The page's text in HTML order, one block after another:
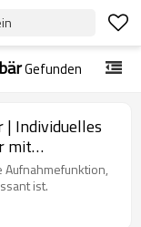
Gefunden
| Individuelles
mit
| Verwendung
Aufnahmefunktion,
ist.